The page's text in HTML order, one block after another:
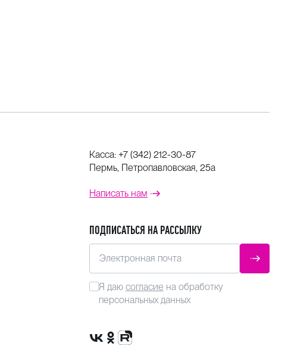
Касса: +7 (342) 212-30-87
Пермь, Петропавловская, 25а
Написать нам
ПОДПИСАТЬСЯ НА РАССЫЛКУ
Электронная почта
Я даю согласие на обработку
персональных данных